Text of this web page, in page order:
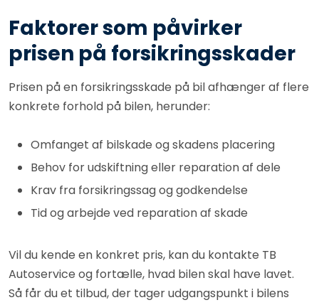
Faktorer som påvirker
prisen på forsikringsskader
Prisen på en forsikringsskade på bil afhænger af flere
konkrete forhold på bilen, herunder:
Omfanget af bilskade og skadens placering
Behov for udskiftning eller reparation af dele
Krav fra forsikringssag og godkendelse
Tid og arbejde ved reparation af skade
Vil du kende en konkret pris, kan du kontakte TB
Autoservice og fortælle, hvad bilen skal have lavet.
Så får du et tilbud, der tager udgangspunkt i bilens